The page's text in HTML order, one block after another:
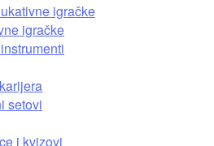
igračke
igračke
setovi
i kvizovi